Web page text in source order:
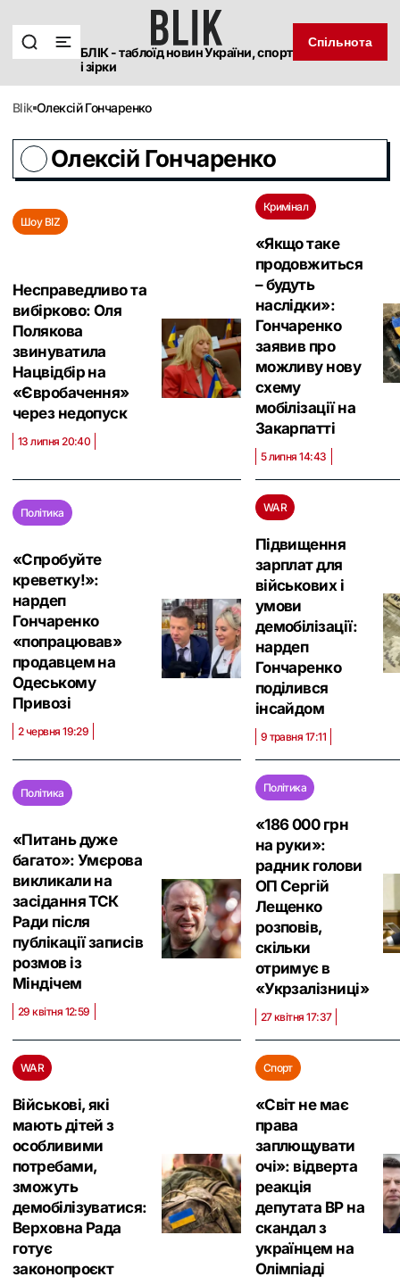
БЛІК - таблоїд новин України, спорт
і зірки
Спільнота
blik Олексій Гончаренко
Олексій Гончаренко
Шоу BIZ
Несправедливо та
вибірково: Оля
Полякова
звинуватила
Нацвідбір на
«Євробачення»
через недопуск
13 липня 20:40
Кримінал
«Якщо таке
продовжиться
– будуть
наслідки»:
Гончаренко
заявив про
можливу нову
схему
мобілізації на
Закарпатті
5 липня 14:43
Політика
«Спробуйте
креветку!»:
нардеп
Гончаренко
«попрацював»
продавцем на
Одеському
Привозі
2 червня 19:29
WAR
Підвищення
зарплат для
військових і
умови
демобілізації:
нардеп
Гончаренко
поділився
інсайдом
9 травня 17:11
Політика
«Питань дуже
багато»: Умєрова
викликали на
засідання ТСК
Ради після
публікації записів
розмов із
Міндічем
29 квітня 12:59
Політика
«186 000 грн
на руки»:
радник голови
ОП Сергій
Лещенко
розповів,
скільки
отримує в
«Укрзалізниці»
27 квітня 17:37
WAR
Військові, які
мають дітей з
особливими
потребами,
зможуть
демобілізуватися:
Верховна Рада
готує
законопроєкт
Спорт
«Світ не має
права
заплющувати
очі‎»: відверта
реакція
депутата ВР на
скандал з
українцем на
Олімпіаді